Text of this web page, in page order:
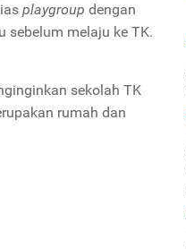
playgroup dengan
sebelum melaju ke TK.
sekolah TK
rumah dan